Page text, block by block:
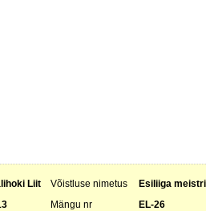
Liit Võistluse nimetus
Esiliiga
Mängu nr
EL-26